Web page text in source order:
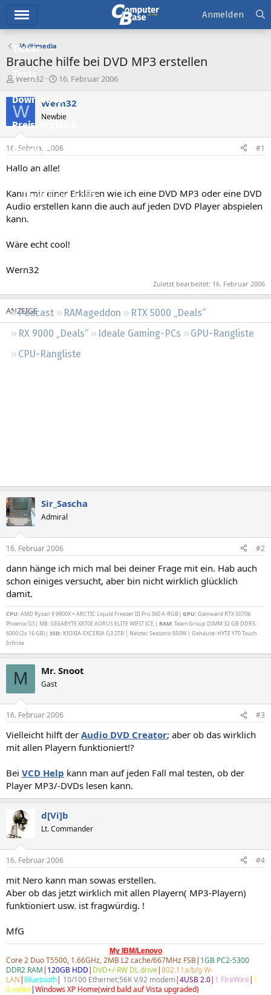
Ticker
Tests
Downloads
Preisvergleich
Forum
Aktuelles
Empfohlene Inhalte
Neue Beiträge
Podcast RAMageddon
RTX 5000 „Deals“
RX 9000 „Deals“
Ideale Gaming-PCs
GPU-Rangliste
CPU-Rangliste
Anmelden
Multimedia
Brauche hilfe bei DVD MP3 erstellen
E
s
t
e
e
r
Wern32
E
s
e
l
t
a
16. Februar 2006
W Wern32
Newbie
16. Februar 2006 #1
Hallo an alle!
Kann mir einer Erklären wie ich eine DVD MP3 oder eine DVD
Audio erstellen kann die auch auf jeden DVD Player abspielen
kann.
Wäre echt cool!
Wern32
Zuletzt bearbeitet: 16. Februar 2006
Sir_Sascha
Admiral
16. Februar 2006 #2
dann hänge ich mich mal bei deiner Frage mit ein. Hab auch
schon einiges versucht, aber bin nicht wirklich glücklich
damit.
CPU: AMD Ryzan 9 9900X + ARCTIC Liquid Freezer III Pro 360 A-RGB| GPU: Gainward RTX 5070ti
Phoenix GS| MB: GIGABYTE X870E AORUS ELITE WIFI7 ICE | RAM: Team Group DIMM 32 GB DDR5-
6000 (2x 16 GB)| SSD: KIOXIA-EXCERIA G3 2TB | Netztei: Seasonic 850W | Gehäuse: HYTE Y70 Touch
Infinite
M Mr. Snoot
Gast
16. Februar 2006 #3
Vielleicht hilft der Audio DVD Creator; aber ob das wirklich
mit allen Playern funktioniert!?
Bei VCD Help kann man auf jeden Fall mal testen, ob der
Player MP3/-DVDs lesen kann.
d[Vi]b
Lt. Commander
16. Februar 2006 #4
mit Nero kann man sowas erstellen.
Aber ob das jetzt wirklich mit allen Playern( MP3-Playern)
funktioniert usw. ist fragwürdig. !
MfG
My IBM/Lenovo
Core 2 Duo T5500, 1.66GHz, 2MB L2 cache/667MHz FSB| 1GB PC2-5300
DDR2 RAM| 120GB HDD| DVD+/-RW DL drive|802.11a/b/g W-
LAN| Bluetooth| 10/100 Ethernet;56K V.92 modem|4USB 2.0| 1 FireWire| 1
S-video|Windows XP Home(wird bald auf Vista upgraded)